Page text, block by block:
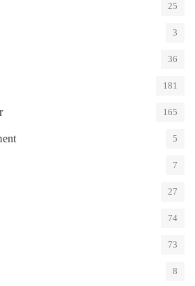
25
3
36
181
165
5
7
27
74
73
8